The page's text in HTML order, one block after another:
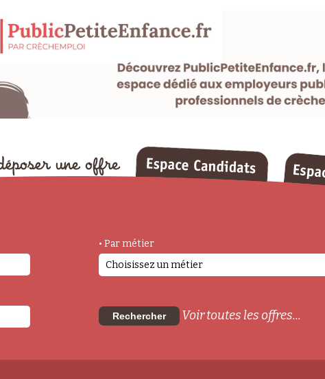
• Par métier
Choisissez un métier
Rechercher Voir toutes les offres...